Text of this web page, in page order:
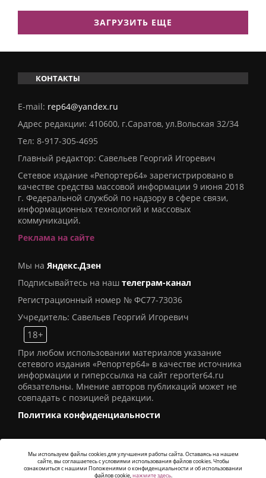
ЗАГРУЗИТЬ ЕЩЕ
КОНТАКТЫ
E-mail: rep64@yandex.ru
Адрес редакции: 410600, г.Саратов, ул.Вольская 32/34
Тел: 8-917-305-4695
Главный редактор: Савельев Георгий Игоревич
Сетевое издание «Репортер64» зарегистрировано в
качестве средства массовой информации 9 июня 2018
г. Федеральной службой по надзору в сфере связи,
информационных технологий и массовых
коммуникаций.
Реклама на сайте
Мы на Яндекс.Дзен
Подписывайтесь на наш телеграм-канал
Регистрационный номер № ФС77-73036
Учредитель: Савельев Георгий Игоревич
18+
При любом использовании материалов указание
сетевого издания «Репортер64» в качестве источника
информации и гиперссылка на сайт reporter64.ru
обязательны. Мнение авторов публикаций может не
совпадать с позицией редакции.
Политика конфиденциальности
© 2016СИ «Репортер64». Все права защищены -
Мы используем файлы cookies для улучшения работы сайта. Оставаясь на нашем
сайте, вы соглашаетесь с условиями использования файлов cookies. Чтобы
ознакомиться с нашими Положениями о конфиденциальности и об использовании
файлов cookie,нажмите здесь.